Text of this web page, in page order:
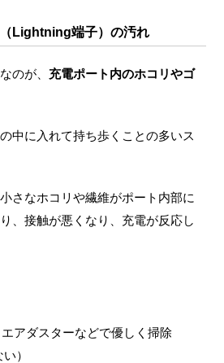
Lightning端子）の汚れ
のが、 充電ポート内のホコリやゴ
中に入れて持ち歩くことの多いス
さなホコリや繊維がポート内部に
、接触が悪くなり、充電が反応し
アダスターなどで優しく掃除
）